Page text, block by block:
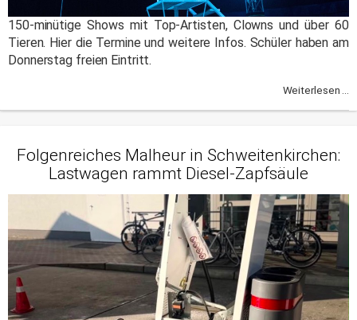
150-minütige Shows mit Top-Artisten, Clowns und über 60
Tieren. Hier die Termine und weitere Infos. Schüler haben am
Donnerstag freien Eintritt.
Weiterlesen ...
Folgenreiches Malheur in Schweitenkirchen:
Lastwagen rammt Diesel-Zapfsäule